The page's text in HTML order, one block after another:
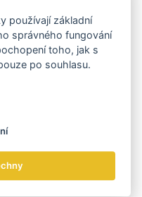
být nezávislý a schopný
vypadá v praxi? „Celková
rozložení případných rizik.
výkonné, jsme
výrobě.
automaty. Jsme
pro automobilový
požadavků automotivu,“
používají základní
správného fungování
toho, jak s
po souhlasu.